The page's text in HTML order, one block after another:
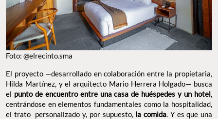
Foto: @elrecinto.sma
El proyecto —desarrollado en colaboración entre la propietaria,
Hilda Martínez, y el arquitecto Mario Herrera Holgado— busca
el punto de encuentro entre una casa de huéspedes y un hotel,
centrándose en elementos fundamentales como la hospitalidad,
el trato personalizado y, por supuesto, la comida. Y es que una